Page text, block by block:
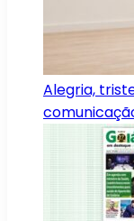
Alegria,